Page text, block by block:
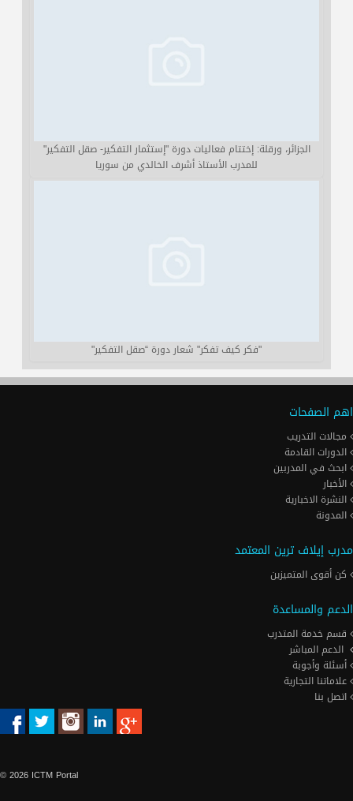
الجزائر، ورقلة: إختتام فعاليات دورة "إستثمار التفكير- صقل التفكير"
للمدرب الأستاذ أشرف الخالدي من سوريا
"فكر كيف تفكر" شعار دورة “صقل التفكير"
اهم الصفحات
مجالات التدريب
الدورات القادمة
ابحث في المدربين
الأخبار
النشرة الاخبارية
المدونة
مدرب إيلاف ترين المعتمد
كن أقوى المتميزين
الدعم والمساعدة
قسم خدمة المتدرب
الدعم المباشر
أسئلة وأجوبة
علاماتنا التجارية
اتصل بنا
© 2026 ICTM Portal